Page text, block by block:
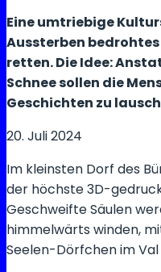
sie
mit
Memes
den
Wahlkampf
gewinnen?
Eine umtriebige
Aussterben
retten. Die Idee:
Schnee sollen die
Geschichten zu
20. Juli 2024
Im kleinsten Dorf des
der höchste 3D-
Geschweifte Säulen
himmelwärts winden,
Seelen-Dörfchen im Val